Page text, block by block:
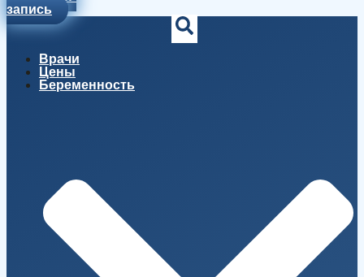
запись
Врачи
Цены
Беременность